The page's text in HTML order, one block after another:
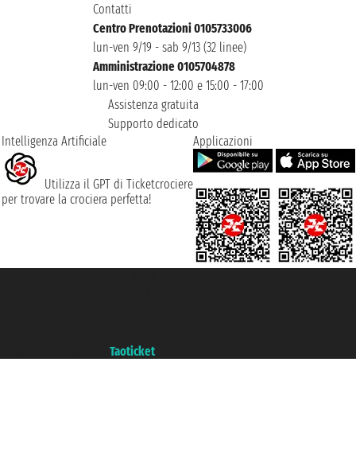
Contatti
Centro Prenotazioni 0105733006
lun-ven 9/19 - sab 9/13 (32 linee)
Amministrazione 0105704878
lun-ven 09:00 - 12:00 e 15:00 - 17:00
Assistenza gratuita
Supporto dedicato
Intelligenza Artificiale
Utilizza il GPT di Ticketcrociere
per trovare la crociera perfetta!
Applicazioni
Taoticket